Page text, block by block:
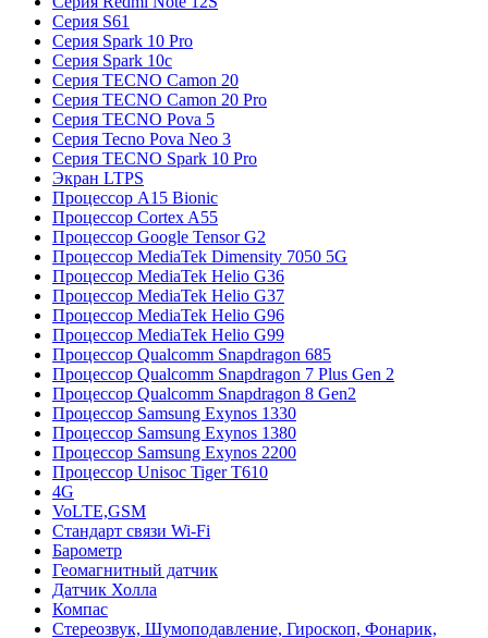
Серия S61
Серия Spark 10 Pro
Серия Spark 10c
Серия TECNO Camon 20
Серия TECNO Camon 20 Pro
Серия TECNO Pova 5
Серия Tecno Pova Neo 3
Серия TECNO Spark 10 Pro
Экран LTPS
Процессор A15 Bionic
Процессор Cortex A55
Процессор Google Tensor G2
Процессор MediaTek Dimensity 7050 5G
Процессор MediaTek Helio G36
Процессор MediaTek Helio G37
Процессор MediaTek Helio G96
Процессор MediaTek Helio G99
Процессор Qualcomm Snapdragon 685
Процессор Qualcomm Snapdragon 7 Plus Gen 2
Процессор Qualcomm Snapdragon 8 Gen2
Процессор Samsung Exynos 1330
Процессор Samsung Exynos 1380
Процессор Samsung Exynos 2200
Процессор Unisoc Tiger T610
4G
VoLTE,GSM
Cтандарт связи Wi-Fi
Барометр
Геомагнитный датчик
Датчик Холла
Компас
Стереозвук, Шумоподавление, Гироскоп, Фонарик,